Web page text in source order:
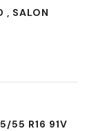
, SALON
55 R16 91V